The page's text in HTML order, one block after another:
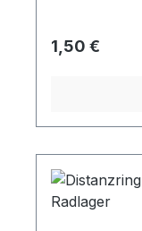
Regulärer
1,50 €